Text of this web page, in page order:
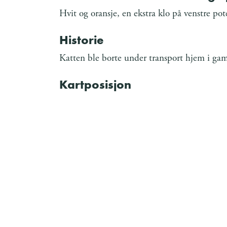
Hvit og oransje, en ekstra klo på venstre
Historie
Katten ble borte under transport hjem i
Kartposisjon